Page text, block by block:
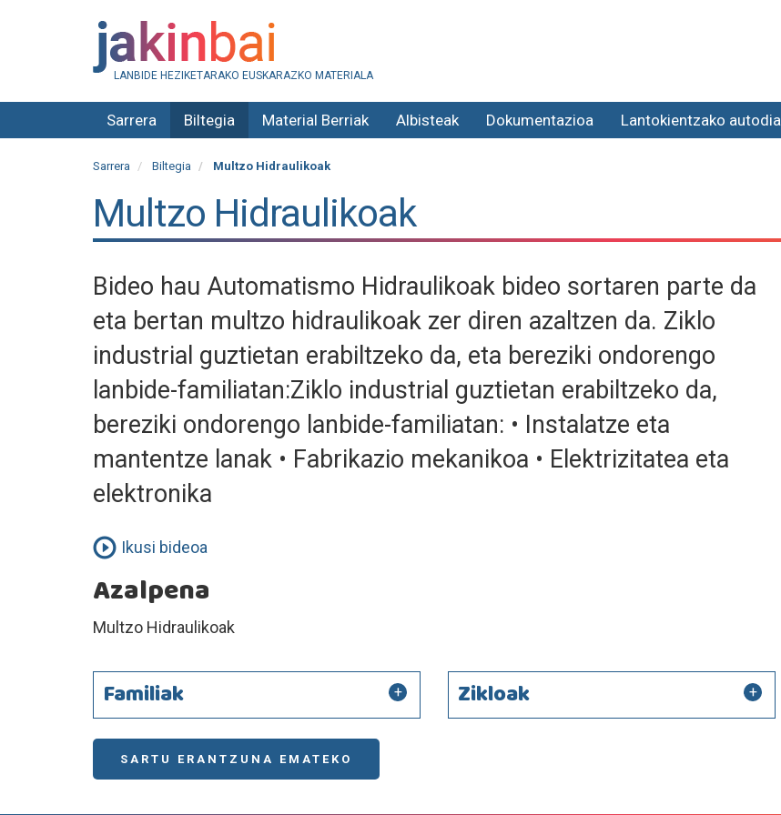
LANBIDE HEZIKETARAKO EUSKARAZKO MATERIALA
Sarrera Biltegia Material Berriak Albisteak Dokumentazioa Lantokientzako
Sarrera Biltegia Multzo Hidraulikoak
Multzo Hidraulikoak
Bideo hau Automatismo Hidraulikoak bideo sortaren parte da
eta bertan multzo hidraulikoak zer diren azaltzen da. Ziklo
industrial guztietan erabiltzeko da, eta bereziki ondorengo
lanbide-familiatan:Ziklo industrial guztietan erabiltzeko da,
bereziki ondorengo lanbide-familiatan: • Instalatze eta
mantentze lanak • Fabrikazio mekanikoa • Elektrizitatea eta
elektronika
Ikusi bideoa
Azalpena
Multzo Hidraulikoak
Familiak Zikloak
SARTU ERANTZUNA EMATEKO